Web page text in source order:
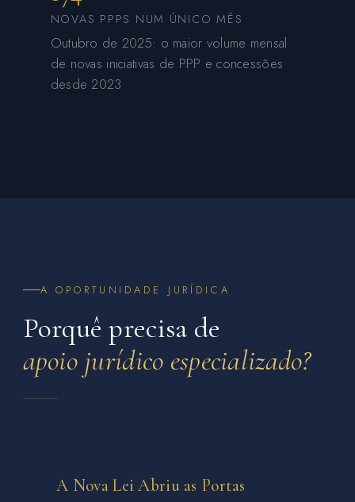
NOVAS PPPS NUM ÚNICO MÊS
Outubro de 2025: o maior volume mensal
de novas iniciativas de PPP e concessões
desde 2023
A OPORTUNIDADE JURÍDICA
Porquê precisa de
apoio jurídico especializado?
A Nova Lei Abriu as Portas